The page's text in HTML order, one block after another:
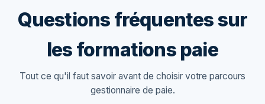
Questions fréquentes sur
les formations paie
Tout ce qu'il faut savoir avant de choisir votre parcours
gestionnaire de paie.